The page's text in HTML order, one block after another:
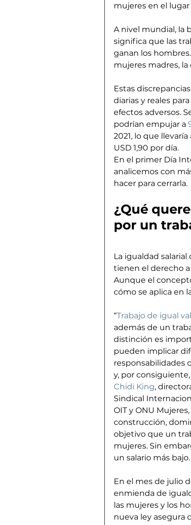
mujeres en el
A nivel mundial, la
significa que las
ganan los
mujeres madres,
Estas
diarias y reales
efectos adversos.
podrían empujar a
2021, lo que
USD 1,90 por día.
En el primer Día
analicemos con
hacer para cerrarla.
¿Qué
por un
La igualdad
tienen el derecho
Aunque el
cómo se aplica en
“Trabajo de igual
además de un
distinción es
pueden implicar
responsabilidades
y, por
Chidi King,
Sindical
OIT y ONU
construcción,
objetivo que un
mujeres. Sin
un salario más bajo.
En el mes de julio
enmienda de
las mujeres y los
nueva ley asegura